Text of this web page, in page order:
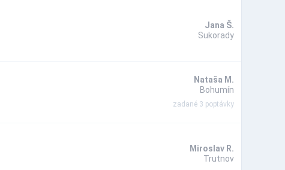
Jana Š.
Sukorady
Nataša M.
Bohumín
zadané 3 poptávky
Miroslav R.
Trutnov